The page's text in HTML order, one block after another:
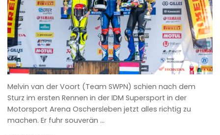
Melvin van der Voort (Team SWPN) schien nach dem
Sturz im ersten Rennen in der IDM Supersport in der
Motorsport Arena Oschersleben jetzt alles richtig zu
machen. Er fuhr souverän …